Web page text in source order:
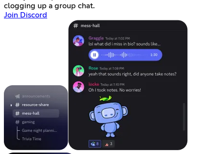
clogging up a group chat.
Join Discord